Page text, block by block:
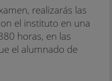
realizarás las
el instituto en una
horas, en las
el alumnado de